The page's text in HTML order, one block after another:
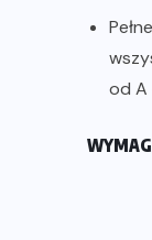
od A